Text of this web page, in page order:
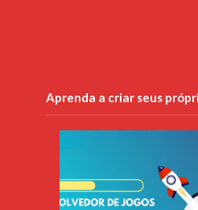
Aprenda a criar seus